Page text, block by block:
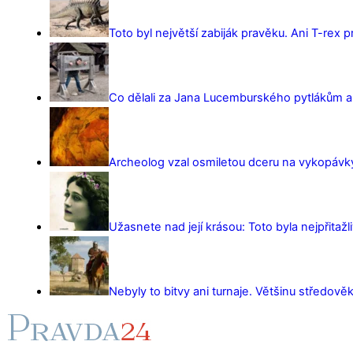
Toto byl největší zabiják pravěku. Ani T-rex
Co dělali za Jana Lucemburského pytlákům
Archeolog vzal osmiletou dceru na
Užasnete nad její krásou: Toto byla
Nebyly to bitvy ani turnaje. Většinu